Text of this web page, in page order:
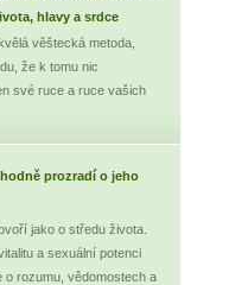
hlavy a srdce
věštecká metoda,
že k tomu nic
své ruce a ruce vašich
prozradí o jeho
jako o středu života.
a sexuální potenci
o rozumu, vědomostech a